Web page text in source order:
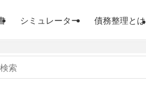
シミュレーター 債務整理とは